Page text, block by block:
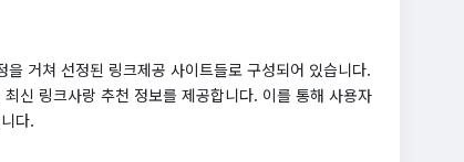
거쳐 선정된 링크제공 사이트들로 구성되어 있습니다.
신 링크사랑 추천 정보를 제공합니다. 이를 통해 사용자
다.